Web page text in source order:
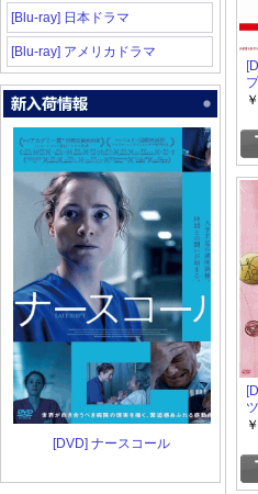
[Blu-ray] 日本ドラマ
[Blu-ray] アメリカドラマ
[DVD] ナースコール